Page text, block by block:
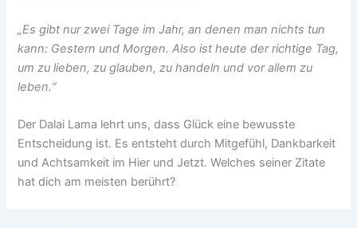
„Es gibt nur zwei Tage im Jahr, an denen man nichts tun
kann: Gestern und Morgen. Also ist heute der richtige Tag,
um zu lieben, zu glauben, zu handeln und vor allem zu
leben.“
Der Dalai Lama lehrt uns, dass Glück eine bewusste
Entscheidung ist. Es entsteht durch Mitgefühl, Dankbarkeit
und Achtsamkeit im Hier und Jetzt. Welches seiner Zitate
hat dich am meisten berührt?